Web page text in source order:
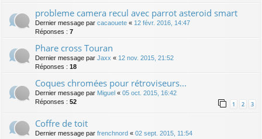
probleme camera recul avec parrot asteroid smart
Dernier message par cacaouete « 12 févr. 2016, 14:47
Réponses : 7
Phare cross Touran
Dernier message par Jaxx « 12 nov. 2015, 21:52
Réponses : 18
Coques chromées pour rétroviseurs...
Dernier message par Miguel « 05 oct. 2015, 16:42
Réponses : 52 1 2 3
Coffre de toit
Dernier message par frenchnord « 02 sept. 2015, 11:54